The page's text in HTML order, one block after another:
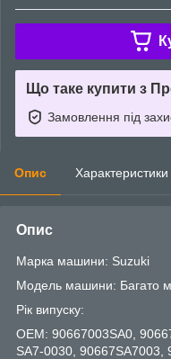
Що таке купити з
Замовлення під
Опис Характеристики
Опис
Марка машини: Suzuki
Модель машини: Багато
Рік випуску:
OEM: 90667003SA0,
SA7-0030, 90667SA7003,